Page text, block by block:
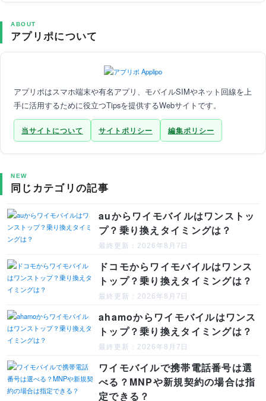
ABOUT
アプリポについて
アプリポはスマホ端末や有名アプリ、モバイルSIMやネット回線を上
手に活用するために役立つTipsを提供するWebサイトです。
当サイトについて サイトポリシー 編集ポリシー
NEW
同じカテゴリの記事
auからワイモバイルはワンストッ
プ？乗り換えタイミングは？
最終更新：2026年8月7日
ドコモからワイモバイルはワンス
トップ？乗り換えタイミングは？
最終更新：2026年8月7日
ahamoからワイモバイルはワンス
トップ？乗り換えタイミングは？
最終更新：2026年8月7日
ワイモバイルで携帯電話番号は選
べる？MNPや新規契約の場合は指
定できる？